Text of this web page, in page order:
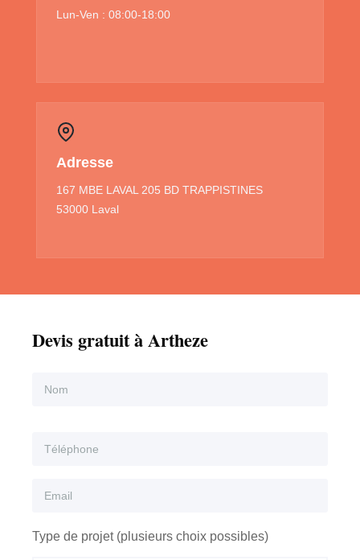
Lun-Ven : 08:00-18:00
Adresse
167 MBE LAVAL 205 BD TRAPPISTINES
53000 Laval
Devis gratuit à Artheze
Type de projet (plusieurs choix possibles)